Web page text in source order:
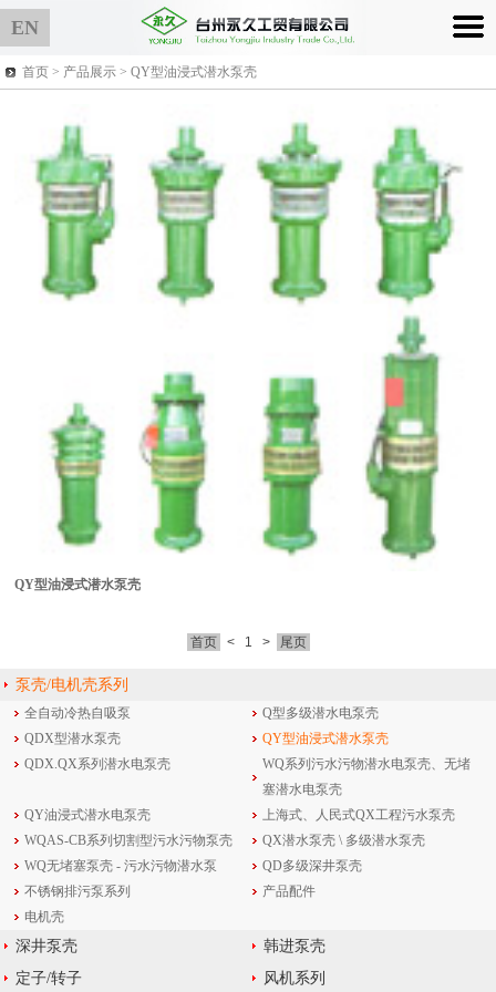
EN
首页 > 产品展示 > QY型油浸式潜水泵壳
QY型油浸式潜水泵壳
首页 < 1 > 尾页
泵壳/电机壳系列
全自动冷热自吸泵
Q型多级潜水电泵壳
QDX型潜水泵壳
QY型油浸式潜水泵壳
QDX.QX系列潜水电泵壳
WQ系列污水污物潜水电泵壳、无堵
塞潜水电泵壳
QY油浸式潜水电泵壳
上海式、人民式QX工程污水泵壳
WQAS-CB系列切割型污水污物泵壳
QX潜水泵壳 \ 多级潜水泵壳
WQ无堵塞泵壳 - 污水污物潜水泵
QD多级深井泵壳
不锈钢排污泵系列
产品配件
电机壳
深井泵壳
韩进泵壳
定子/转子
风机系列